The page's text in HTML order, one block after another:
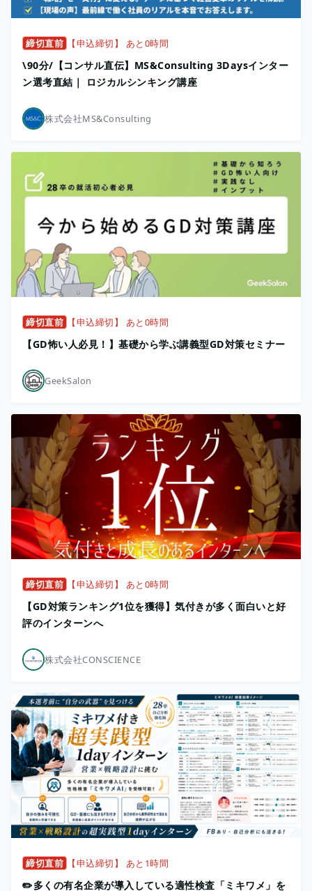
締切直前 【申込締切】 あと0時間
\90分/【コンサル直伝】MS&Consulting 3Daysインター
ン選考直結｜ ロジカルシンキング講座
株式会社MS&Consulting
締切直前 【申込締切】 あと0時間
【GD怖い人必見！】基礎から学ぶ講義型GD対策セミナー
GeekSalon
締切直前 【申込締切】 あと0時間
【GD対策ランキング1位を獲得】気付きが多く面白いと好
評のインターンへ
株式会社CONSCIENCE
締切直前 【申込締切】 あと1時間
✏️多くの有名企業が導入している適性検査「ミキワメ」を